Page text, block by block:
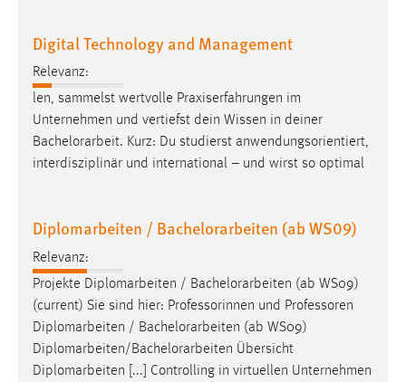
Digital Technology and Management
Relevanz:
len, sammelst wertvolle Praxiserfahrungen im
Unternehmen und vertiefst dein Wissen in deiner
Bachelorarbeit. Kurz: Du studierst anwendungsorientiert,
interdisziplinär und international – und wirst so optimal
Diplomarbeiten / Bachelorarbeiten (ab WS09)
Relevanz:
Projekte Diplomarbeiten / Bachelorarbeiten (ab WS09)
(current) Sie sind hier: Professorinnen und Professoren
Diplomarbeiten / Bachelorarbeiten (ab WS09)
Diplomarbeiten/ Bachelorarbeiten Übersicht
Diplomarbeiten [...] Controlling in virtuellen Unternehmen
Sprachpräferenz
Name:
site-language-preference
Zweck:
Das Cookie speichert die gewählte Sprache der Website.
Cookie Laufzeit:
Name:
MibewSessionID, MIBEW_UserID, mibew_locale, mibew-
chat-frame-style-5e9dbeb1811c0446
Zweck:
Wird benötigt um die Chatfunktion nutzen zu können.